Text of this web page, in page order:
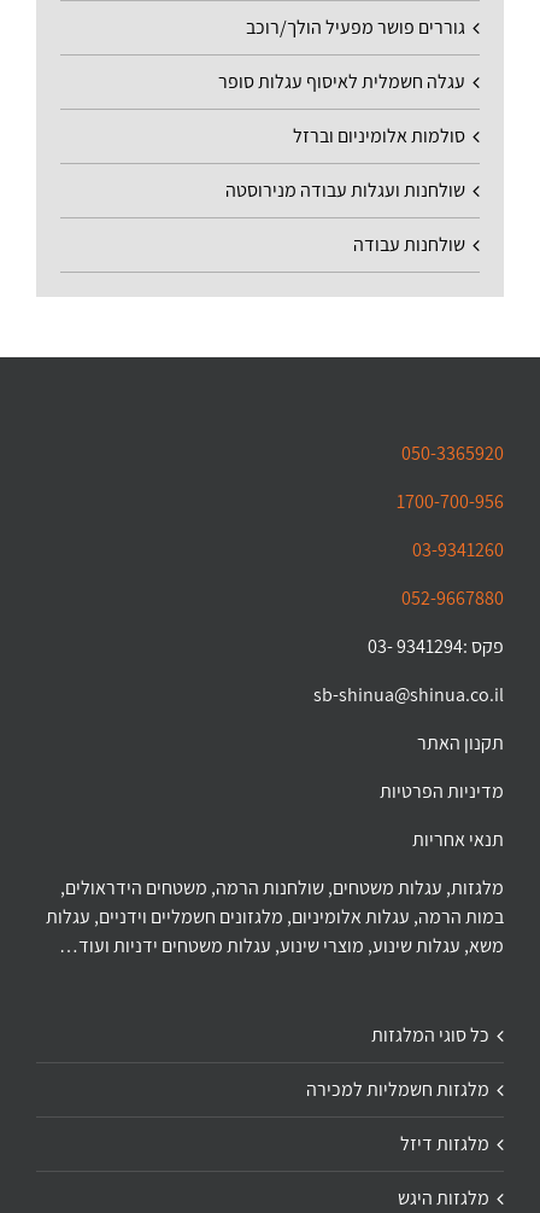
גוררים פושר מפעיל הולך/רוכב
עגלה חשמלית לאיסוף עגלות סופר
סולמות אלומיניום וברזל
שולחנות ועגלות עבודה מנירוסטה
שולחנות עבודה
050-3365920
1700-700-956
03-9341260
052-9667880
פקס :9341294 -03
sb-shinua@shinua.co.il
תקנון האתר
מדיניות הפרטיות
תנאי אחריות
מלגזות, עגלות משטחים, שולחנות הרמה, משטחים הידראולים,
במות הרמה, עגלות אלומיניום, מלגזונים חשמליים וידניים, עגלות
משא, עגלות שינוע, מוצרי שינוע, עגלות משטחים ידניות ועוד…
כל סוגי המלגזות
מלגזות חשמליות למכירה
מלגזות דיזל
מלגזות היגש